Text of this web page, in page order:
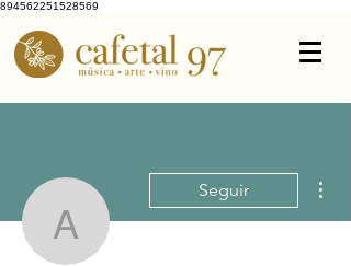
894562251528569
arodriguez75
Seguir